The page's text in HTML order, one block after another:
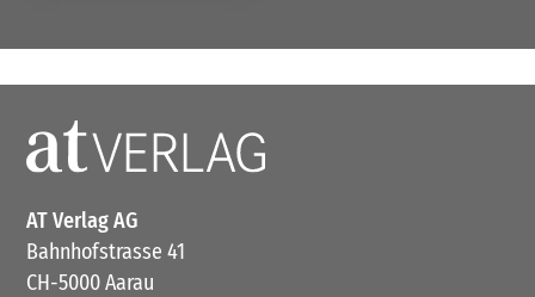
AT Verlag AG
Bahnhofstrasse 41
CH-5000 Aarau